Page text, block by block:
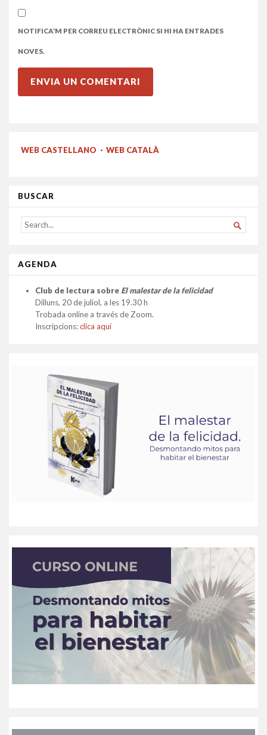
NOTIFICA'M PER CORREU ELECTRÒNIC SI HI HA ENTRADES
NOVES.
WEB CASTELLANO · WEB CATALÀ
BUSCAR
SEARCH
FOR...

AGENDA
Club de lectura sobre El malestar de la felicidad
Dilluns, 20 de juliol, a les 19.30 h
Trobada online a través de Zoom.
Inscripcions:clica aquí